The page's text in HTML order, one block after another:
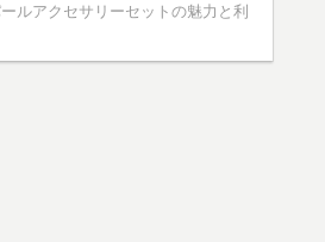
ルアクセサリーセットの魅力と利